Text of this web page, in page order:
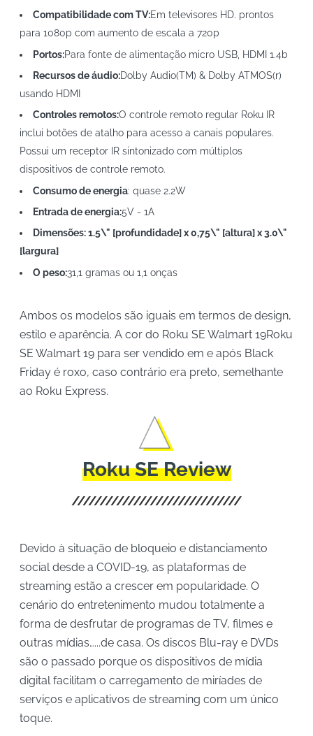
Compatibilidade com TV:Em televisores HD. prontos
para 1080p com aumento de escala a 720p
Portos:Para fonte de alimentação micro USB, HDMI 1.4b
Recursos de áudio:Dolby Audio(TM) & Dolby ATMOS(r)
usando HDMI
Controles remotos:O controle remoto regular Roku IR
inclui botões de atalho para acesso a canais populares.
Possui um receptor IR sintonizado com múltiplos
dispositivos de controle remoto.
Consumo de energia: quase 2.2W
Entrada de energia:5V - 1A
Dimensões: 1.5\" [profundidade] x 0,75\" [altura] x 3.0\"
[largura]
O peso:31,1 gramas ou 1,1 onças
Ambos os modelos são iguais em termos de design,
estilo e aparência. A cor do Roku SE Walmart 19Roku
SE Walmart 19 para ser vendido em e após Black
Friday é roxo, caso contrário era preto, semelhante
ao Roku Express.
Roku SE Review
Devido à situação de bloqueio e distanciamento
social desde a COVID-19, as plataformas de
streaming estão a crescer em popularidade. O
cenário do entretenimento mudou totalmente a
forma de desfrutar de programas de TV, filmes e
outras mídias…...de casa. Os discos Blu-ray e DVDs
são o passado porque os dispositivos de mídia
digital facilitam o carregamento de miríades de
serviços e aplicativos de streaming com um único
toque.